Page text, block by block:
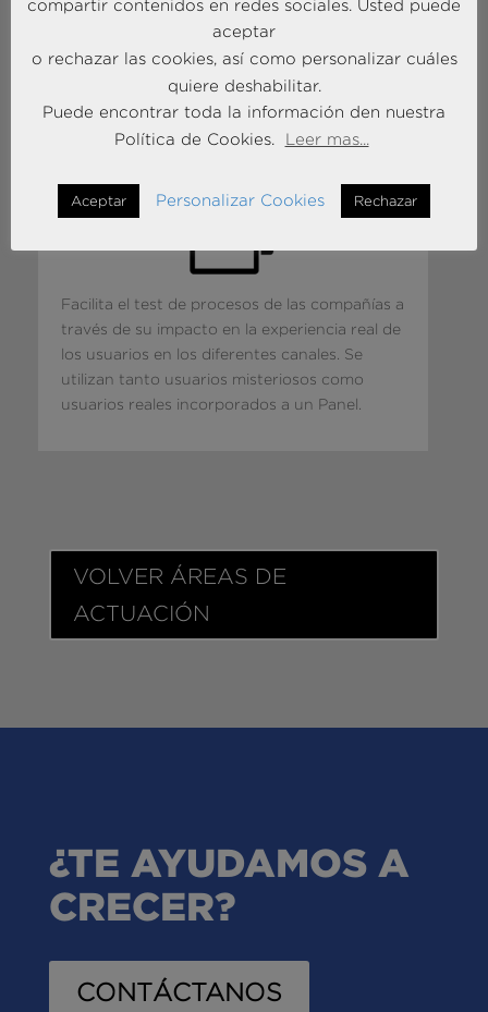
CPU - CENTRO DE PRUEBAS DE
USUARIOS DE MONITORIZACIÓN
Facilita el test de procesos de las compañías a
través de su impacto en la experiencia real de
los usuarios en los diferentes canales. Se
utilizan tanto usuarios misteriosos como
usuarios reales incorporados a un Panel.
VOLVER ÁREAS DE
ACTUACIÓN
¿TE AYUDAMOS A
CRECER?
CONTÁCTANOS
compartir contenidos en redes sociales. Usted puede
aceptar
o rechazar las cookies, así como personalizar cuáles
quiere deshabilitar.
Puede encontrar toda la información den nuestra
Política de Cookies.
Leer mas...
Aceptar Personalizar Cookies Rechazar